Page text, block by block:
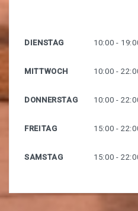
DIENSTAG 10:00 -
MITTWOCH 10:00 -
DONNERSTAG 10:00 -
FREITAG 15:00 -
SAMSTAG 15:00 -